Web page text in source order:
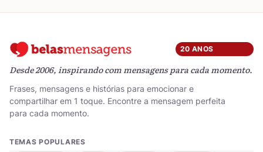
20 ANOS
Desde 2006, inspirando com mensagens para cada momento.
Frases, mensagens e histórias para emocionar e
compartilhar em 1 toque. Encontre a mensagem perfeita
para cada momento.
TEMAS POPULARES